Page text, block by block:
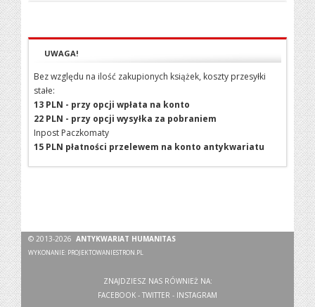
UWAGA!
Bez względu na ilość zakupionych książek, koszty przesyłki
stałe:
13 PLN - przy opcji wpłata na konto
22 PLN - przy opcji wysyłka za pobraniem
Inpost Paczkomaty
15 PLN płatności przelewem na konto antykwariatu
© 2013-2026ANTYKWARIAT HUMANITAS
WYKONANIE: PROJEKTOWANIESTRON.PL
ZNAJDZIESZ NAS RÓWNIEŻ NA:
FACEBOOK - TWITTER - INSTAGRAM